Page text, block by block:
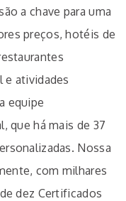
a chave para uma
preços, hotéis de
e atividades
equipe
que há mais de 37
Nossa
com milhares
dez Certificados